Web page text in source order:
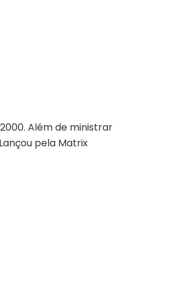
Além de ministrar
pela Matrix